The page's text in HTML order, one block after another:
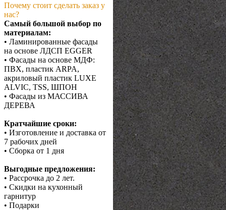
Почему стоит сделать заказ у
нас?
Самый большой выбор по
материалам:
• Ламинированные фасады
на основе ЛДСП EGGER
• Фасады на основе МДФ:
ПВХ, пластик ARPA,
акриловый пластик LUXE
ALVIC, TSS, ШПОН
• Фасады из МАССИВА
ДЕРЕВА
Кратчайшие сроки:
• Изготовление и доставка от
7 рабочих дней
• Сборка от 1 дня
Выгодные предложения:
• Рассрочка до 2 лет.
• Скидки на кухонный
гарнитур
• Подарки